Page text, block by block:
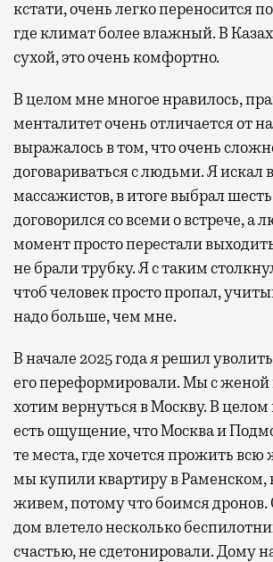
кстати, очень легко переносится
где климат более влажный. В
сухой, это очень комфортно.
В целом мне многое нравилось,
менталитет очень отличается от
выражалось в том, что очень
договариваться с людьми. Я искал
массажистов, в итоге выбрал
договорился со всеми о встрече,
момент просто перестали
не брали трубку. Я с таким
чтоб человек просто пропал,
надо больше, чем мне.
В начале 2025 года я решил
его переформировали. Мы с женой
хотим вернуться в Москву. В целом
есть ощущение, что Москва и
те места, где хочется прожить
мы купили квартиру в Раменском,
живем, потому что боимся
дом влетело несколько
счастью, не сдетонировали. Дому